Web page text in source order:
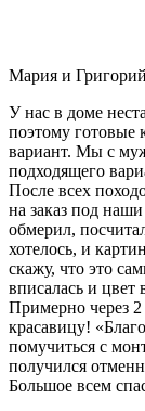
Мария и
У нас в доме
поэтому готовые
вариант. Мы с
подходящего
После всех
на заказ под
обмерил,
хотелось, и
скажу, что это
вписалась и цвет
Примерно через
красавицу!
помучиться с
получился
Большое всем